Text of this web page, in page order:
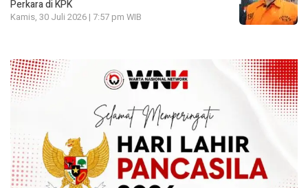
Perkara di KPK
Kamis, 30 Juli 2026 | 7:57 pm WIB